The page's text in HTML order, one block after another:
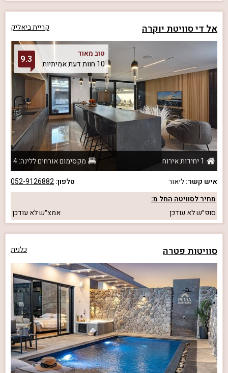
אל די סוויטת יוקרה קריית ביאליק
טוב מאוד
10 חוות דעת אמיתיות
9.3
1 יחידות אירוח
מקסימום אורחים ללינה: 4
איש קשר:ליאור טלפון:052-9126882
מחיר לסוויטה החל מ:
סופ״שלא עודכן אמצ״שלא עודכן
סוויטות פטרה כלנית